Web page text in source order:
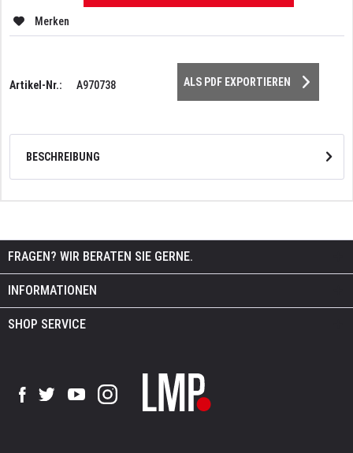
Merken
Artikel-Nr.: A970738 ALS PDF EXPORTIEREN
BESCHREIBUNG
FRAGEN? WIR BERATEN SIE GERNE.
INFORMATIONEN
SHOP SERVICE